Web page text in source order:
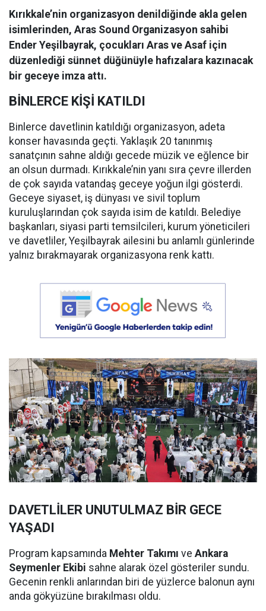
Kırıkkale’nin organizasyon denildiğinde akla gelen
isimlerinden, Aras Sound Organizasyon sahibi
Ender Yeşilbayrak, çocukları Aras ve Asaf için
düzenlediği sünnet düğünüyle hafızalara kazınacak
bir geceye imza attı.
BİNLERCE KİŞİ KATILDI
Binlerce davetlinin katıldığı organizasyon, adeta
konser havasında geçti. Yaklaşık 20 tanınmış
sanatçının sahne aldığı gecede müzik ve eğlence bir
an olsun durmadı. Kırıkkale’nin yanı sıra çevre illerden
de çok sayıda vatandaş geceye yoğun ilgi gösterdi.
Geceye siyaset, iş dünyası ve sivil toplum
kuruluşlarından çok sayıda isim de katıldı. Belediye
başkanları, siyasi parti temsilcileri, kurum yöneticileri
ve davetliler, Yeşilbayrak ailesini bu anlamlı günlerinde
yalnız bırakmayarak organizasyona renk kattı.
DAVETLİLER UNUTULMAZ BİR GECE
YAŞADI
Program kapsamında Mehter Takımı ve Ankara
Seymenler Ekibi sahne alarak özel gösteriler sundu.
Gecenin renkli anlarından biri de yüzlerce balonun aynı
anda gökyüzüne bırakılması oldu.